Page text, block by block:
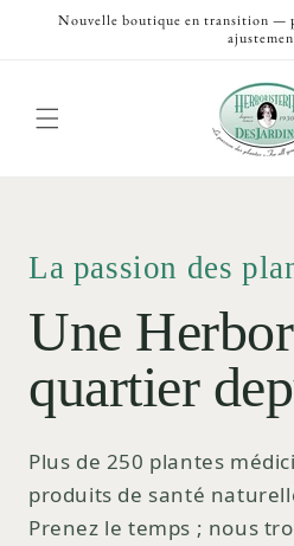
passer
Nouvelle boutique en transition —
La passion des
Une
quartier
Plus de 250 plantes
produits de santé
Prenez le temps ; nous